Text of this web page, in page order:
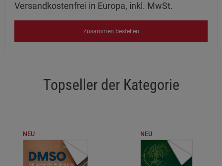
Versandkostenfrei in Europa, inkl. MwSt.
Zusammen bestellen
Topseller der Kategorie
NEU NEU